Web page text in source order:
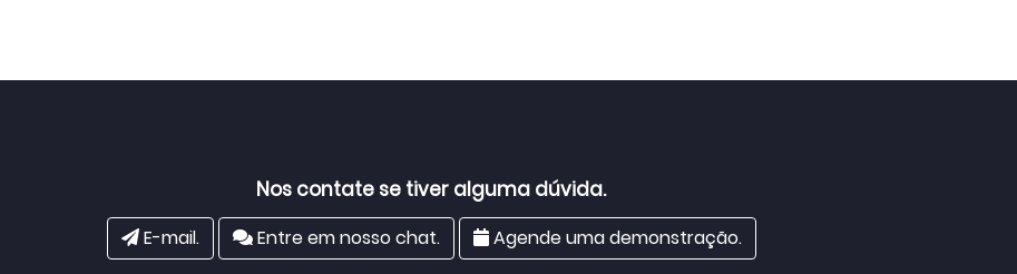
Nos contate se tiver alguma dúvida.
E-mail. Entre em nosso chat. Agende uma demonstração.